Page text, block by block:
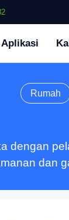
Aplikasi
Rumah
dengan
dan